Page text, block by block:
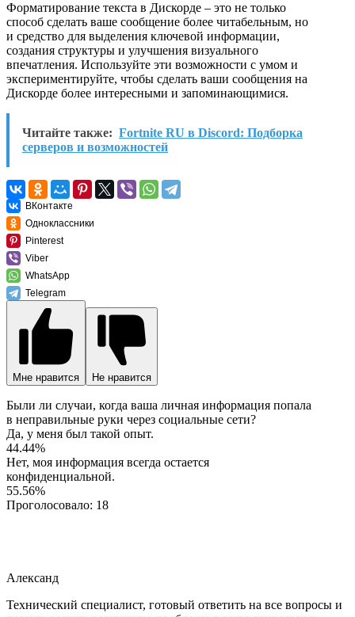
Форматирование текста в Дискорде – это не только
способ сделать ваше сообщение более читабельным, но
и средство для выделения ключевой информации,
создания структуры и улучшения визуального
впечатления. Используйте эти возможности с умом и
экспериментируйте, чтобы сделать ваши сообщения на
Дискорде более интересными и запоминающимися.
Читайте также: Fortnite RU в Discord: Подборка
серверов и возможностей
ВКонтакте
Одноклассники
Pinterest
Viber
WhatsApp
Telegram
Мне нравится Не нравится
Были ли случаи, когда ваша личная информация попала
в неправильные руки через социальные сети?
Да, у меня был такой опыт.
44.44%
Нет, моя информация всегда остается
конфиденциальной.
55.56%
Проголосовало: 18
Александ
Технический специалист, готовый ответить на все вопросы и